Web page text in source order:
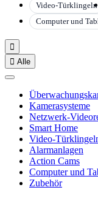
Video-Türklingeln
Computer und

 Alle
Kamerasysteme
Netzwerk-
Smart Home
Video-
Alarmanlagen
Action Cams
Computer und
Zubehör